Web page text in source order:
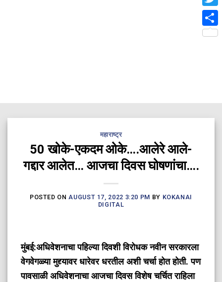
महाराष्ट्र
50 खोके-एकदम ओके….आलेरे आले-
गद्दार आलेत… आजचा दिवस घोषणांचा….
POSTED ONAUGUST 17, 2022 3:20 PM BY KOKANAI
DIGITAL
मुंबई:अधिवेशनाचा पहिल्या दिवशी विरोधक नवीन सरकारला
वेगवेगळ्या मुद्द्यावर धारेवर धरतील अशी चर्चा होत होती. पण
पावसाळी अधिवेशनाचा आजचा दिवस विशेष चर्चित राहिला